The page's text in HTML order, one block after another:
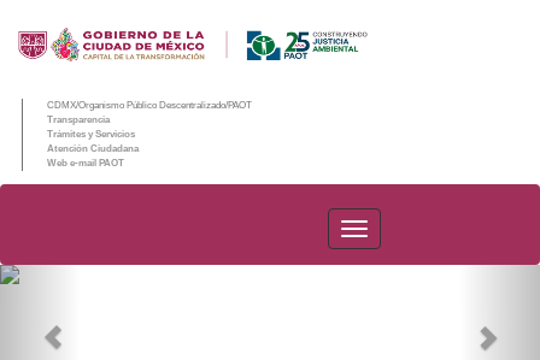
CDMX/Organismo Público Descentralizado/PAOT
Transparencia
Trámites y Servicios
Atención Ciudadana
Web e-mail PAOT
PAOT